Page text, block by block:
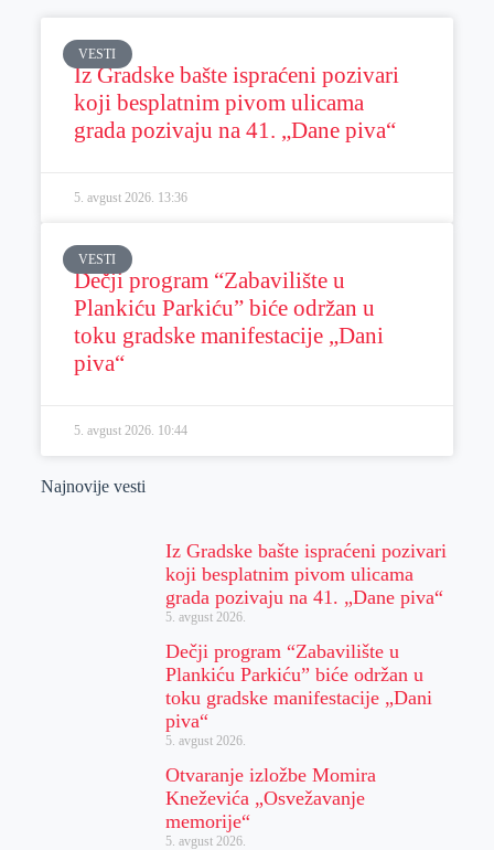
VESTI
Iz Gradske bašte ispraćeni pozivari
koji besplatnim pivom ulicama
grada pozivaju na 41. „Dane piva“
5. avgust 2026. 13:36
VESTI
Dečji program “Zabavilište u
Plankiću Parkiću” biće održan u
toku gradske manifestacije „Dani
piva“
5. avgust 2026. 10:44
Najnovije vesti
Iz Gradske bašte ispraćeni pozivari
koji besplatnim pivom ulicama
grada pozivaju na 41. „Dane piva“
5. avgust 2026.
Dečji program “Zabavilište u
Plankiću Parkiću” biće održan u
toku gradske manifestacije „Dani
piva“
5. avgust 2026.
Otvaranje izložbe Momira
Kneževića „Osvežavanje
memorije“
5. avgust 2026.